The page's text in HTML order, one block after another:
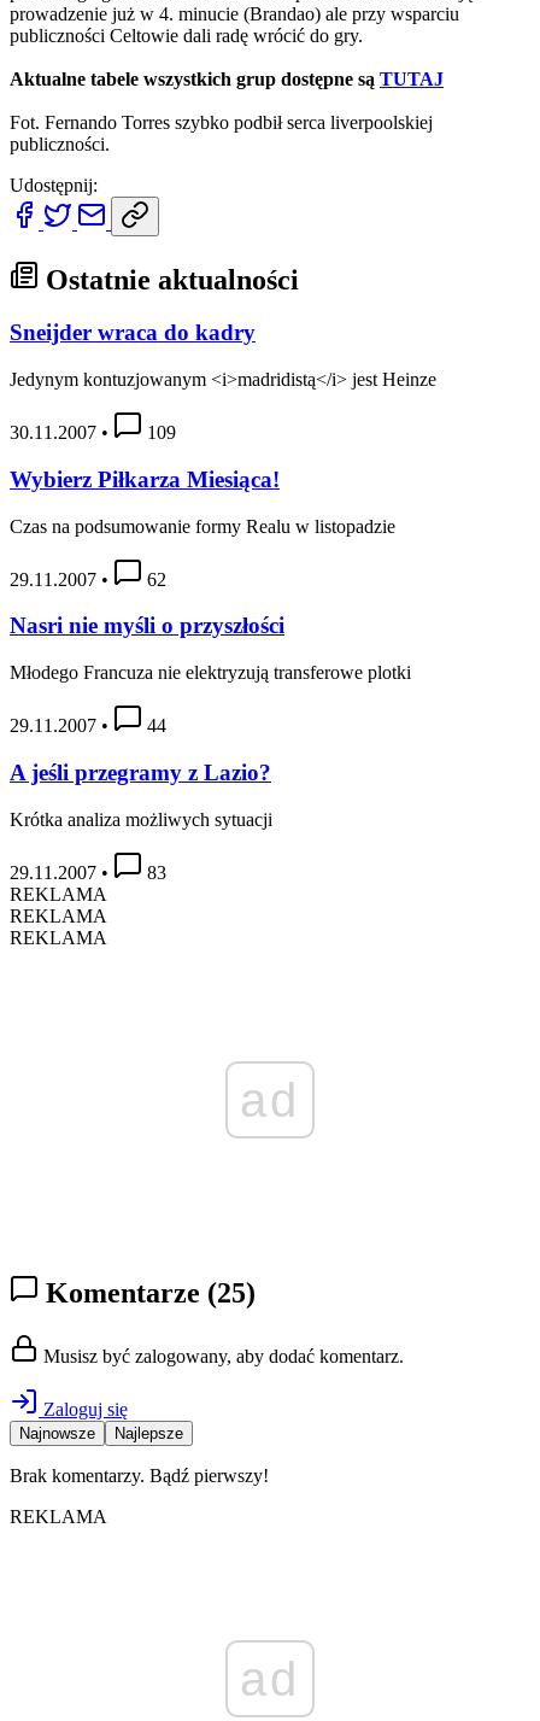
prowadzenie już w 4. minucie (Brandao) ale przy wsparciu
publiczności Celtowie dali radę wrócić do gry.
Aktualne tabele wszystkich grup dostępne są TUTAJ
Fot. Fernando Torres szybko podbił serca liverpoolskiej
publiczności.
Udostępnij:
Ostatnie aktualności
Sneijder wraca do kadry
Jedynym kontuzjowanym <i>madridistą</i> jest Heinze
30.11.2007 • 109
Wybierz Piłkarza Miesiąca!
Czas na podsumowanie formy Realu w listopadzie
29.11.2007 • 62
Nasri nie myśli o przyszłości
Młodego Francuza nie elektryzują transferowe plotki
29.11.2007 • 44
A jeśli przegramy z Lazio?
Krótka analiza możliwych sytuacji
29.11.2007 •
83
REKLAMA
REKLAMA
REKLAMA
ad
Komentarze (25)
Musisz być zalogowany, aby dodać komentarz.
Zaloguj się
Najnowsze Najlepsze
Brak komentarzy. Bądź pierwszy!
REKLAMA
ad